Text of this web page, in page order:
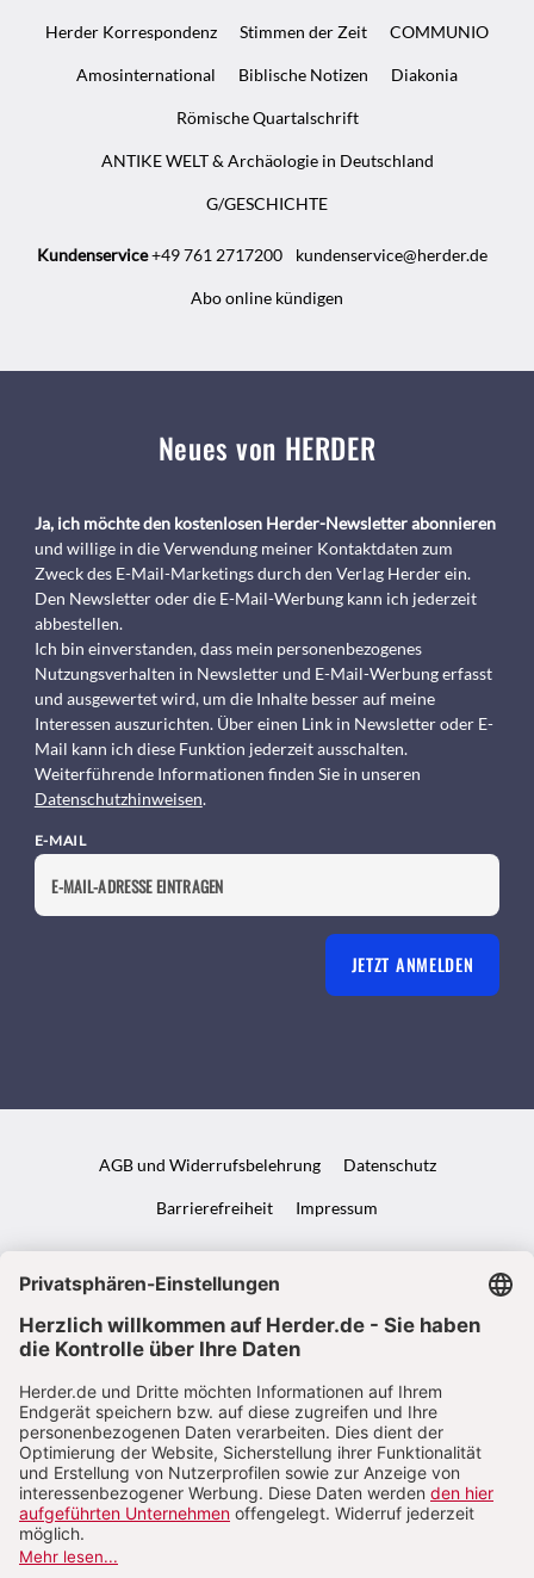
Herder Korrespondenz Stimmen der Zeit COMMUNIO
Amosinternational Biblische Notizen Diakonia
Römische Quartalschrift
ANTIKE WELT & Archäologie in Deutschland
G/GESCHICHTE
Kundenservice+49 761 2717200 kundenservice@herder.de
Abo online kündigen
Neues von HERDER
Ja, ich möchte den kostenlosen Herder-Newsletter abonnieren
und willige in die Verwendung meiner Kontaktdaten zum
Zweck des E-Mail-Marketings durch den Verlag Herder ein.
Den Newsletter oder die E-Mail-Werbung kann ich jederzeit
abbestellen.
Ich bin einverstanden, dass mein personenbezogenes
Nutzungsverhalten in Newsletter und E-Mail-Werbung erfasst
und ausgewertet wird, um die Inhalte besser auf meine
Interessen auszurichten. Über einen Link in Newsletter oder E-
Mail kann ich diese Funktion jederzeit ausschalten.
Weiterführende Informationen finden Sie in unseren
Datenschutzhinweisen.
E-MAIL
JETZT ANMELDEN
AGB und Widerrufsbelehrung Datenschutz
Barrierefreiheit Impressum
VERTRAG WIDERRUFEN